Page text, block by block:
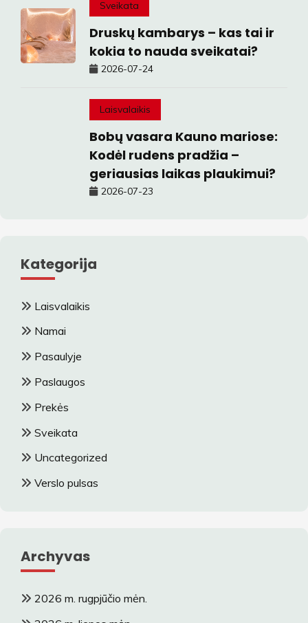
Sveikata
Druskų kambarys – kas tai ir
kokia to nauda sveikatai?
2026-07-24
Laisvalaikis
Bobų vasara Kauno mariose:
Kodėl rudens pradžia –
geriausias laikas plaukimui?
2026-07-23
Kategorija
Laisvalaikis
Namai
Pasaulyje
Paslaugos
Prekės
Sveikata
Uncategorized
Verslo pulsas
Archyvas
2026 m. rugpjūčio mėn.